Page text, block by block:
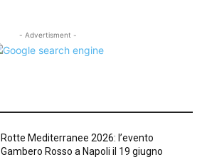
- Advertisment -
Rotte Mediterranee 2026: l’evento
Gambero Rosso a Napoli il 19 giugno